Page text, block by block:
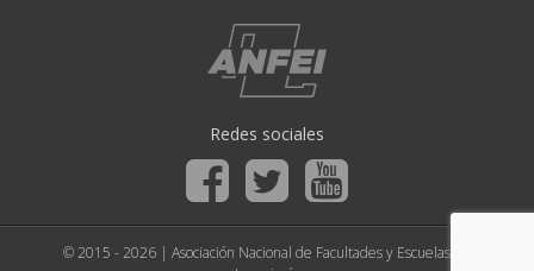
Redes sociales
© 2015 - 2026 | Asociación Nacional de Facultades y Escuelas de